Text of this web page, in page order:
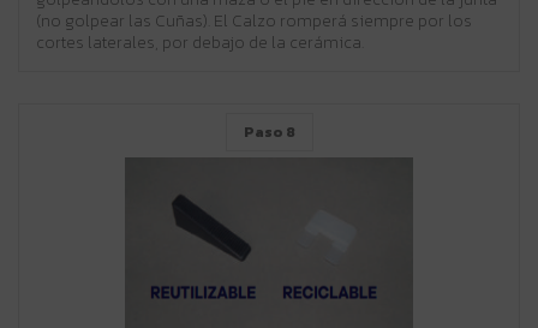
(no golpear las Cuñas). El Calzo romperá siempre por los
cortes laterales, por debajo de la cerámica.
Paso 8